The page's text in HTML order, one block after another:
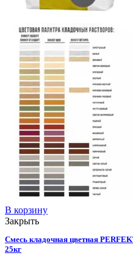
В корзину
Закрыть
Смесь кладочная цветная
25кг